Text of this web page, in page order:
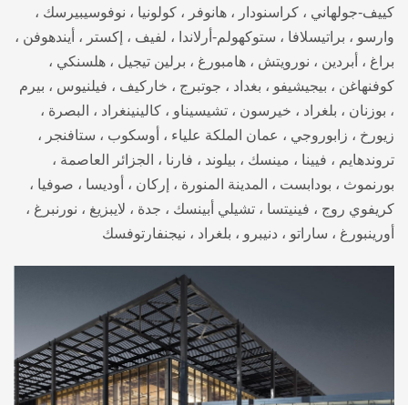
كييف-جولهاني ، كراسنودار ، هانوفر ، كولونيا ، نوفوسيبيرسك ،
وارسو ، براتيسلافا ، ستوكهولم-أرلاندا ، لفيف ، إكستر ، أيندهوفن ،
براغ ، أبردين ، نورويتش ، هامبورغ ، برلين تيجيل ، هلسنكي ،
كوفنهاغن ، بيجيشيفو ، بغداد ، جوتبرج ، خاركيف ، فيلنيوس ، بيرم
، بوزنان ، بلغراد ، خيرسون ، تشيسيناو ، كالينينغراد ، البصرة ،
زيورخ ، زابوروجي ، عمان الملكة علياء ، أوسكوب ، ستافنجر ،
تروندهايم ، فيينا ، مينسك ، بيلوند ، فارنا ، الجزائر العاصمة ،
بورنموث ، بودابست ، المدينة المنورة ، إركان ، أوديسا ، صوفيا ،
كريفوي روج ، فينيتسا ، تشيلي أبينسك ، جدة ، لايبزيغ ، نورنبرغ ،
أورينبورغ ، ساراتو ، دنيبرو ، بلغراد ، نيجنفارتوفسك